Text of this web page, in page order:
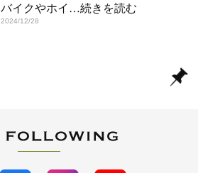
バイクやホイ …続きを読む
2024/12/28